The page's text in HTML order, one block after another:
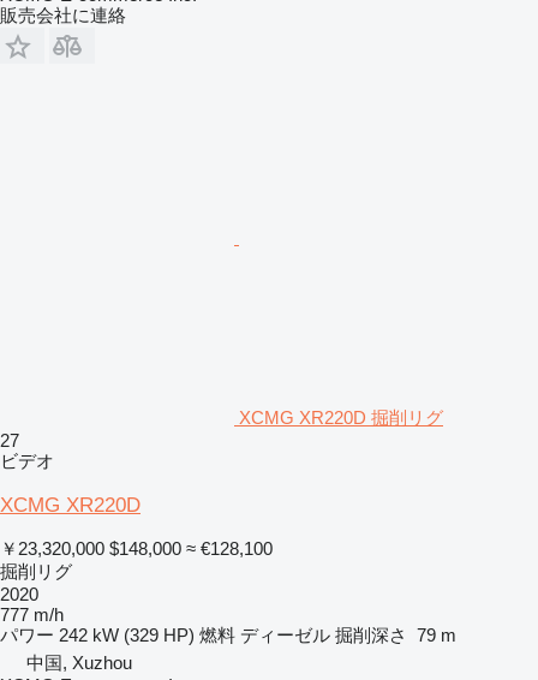
販売会社に連絡
XCMG XR220D 掘削リグ
27
ビデオ
XCMG XR220D
￥23,320,000 $148,000 ≈ €128,100
掘削リグ
2020
777 m/h
パワー 242 kW (329 HP) 燃料 ディーゼル 掘削深さ
79 m
中国, Xuzhou